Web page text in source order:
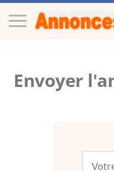
Envoyer